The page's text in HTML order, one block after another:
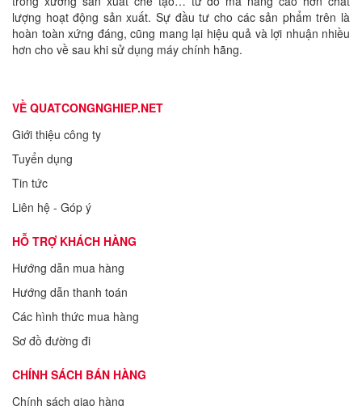
lượng hoạt động sản xuất. Sự đầu tư cho các sản phẩm trên là
hoàn toàn xứng đáng, cũng mang lại hiệu quả và lợi nhuận nhiều
hơn cho về sau khi sử dụng máy chính hãng.
VỀ QUATCONGNGHIEP.NET
Giới thiệu công ty
Tuyển dụng
Tin tức
Liên hệ - Góp ý
HỖ TRỢ KHÁCH HÀNG
Hướng dẫn mua hàng
Hướng dẫn thanh toán
Các hình thức mua hàng
Sơ đồ đường đi
CHÍNH SÁCH BÁN HÀNG
Chính sách giao hàng